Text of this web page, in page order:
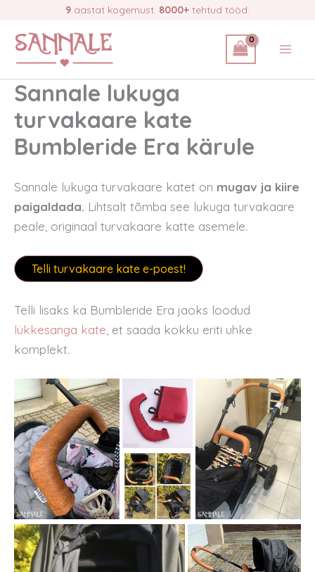
content
9 aastat kogemust. 8000+ tehtud tööd.
Sannale lukuga
turvakaare kate
Bumbleride Era kärule
Sannale lukuga turvakaare katet on mugav ja kiire
paigaldada. Lihtsalt tõmba see lukuga turvakaare
peale, originaal turvakaare katte asemele.
Telli turvakaare kate e-poest!
Telli lisaks ka Bumbleride Era jaoks loodud
lükkesanga kate , et saada kokku eriti uhke
komplekt.